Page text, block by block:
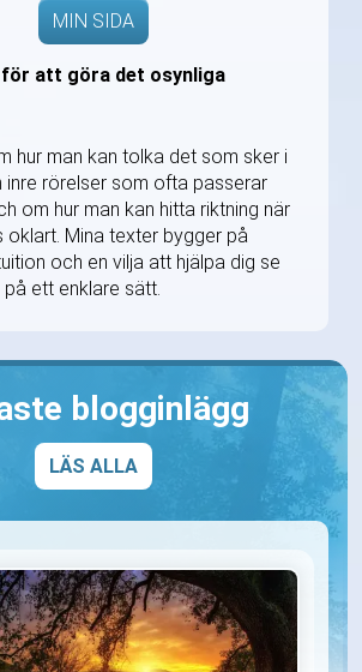
MIN SIDA
att göra det osynliga
hur man kan tolka det som sker i
inre rörelser som ofta passerar
om hur man kan hitta riktning när
oklart. Mina texter bygger på
och en vilja att hjälpa dig se
på ett enklare sätt.
blogginlägg
LÄS ALLA